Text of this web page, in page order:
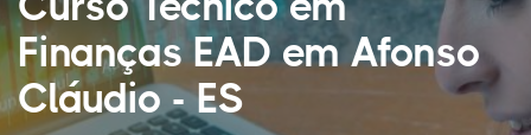
Finanças EAD em Afonso
Cláudio - ES